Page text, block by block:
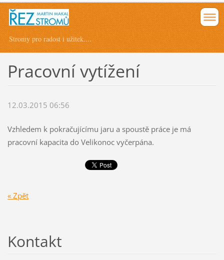
Stromy pro radost i užitek....
Pracovní vytížení
12.03.2015 06:56
Vzhledem k pokračujícímu jaru a spoustě práce je má
pracovní kapacita do Velikonoc vyčerpána.
« Zpět
Kontakt